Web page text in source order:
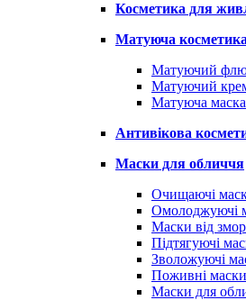
Косметика для
Матуюча
Матуючий
Матуючий
Матуюча маска
Антивікова
Маски для обличчя
Очищаючі
Омолоджуючі
Маски від
Підтягуючі
Зволожуючі
Поживні маски
Маски для